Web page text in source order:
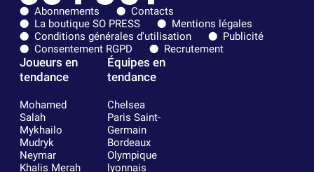
Abonnements
Contacts
La boutique SO PRESS
Mentions légales
Conditions générales d'utilisation
Publicité
Consentement RGPD
Recrutement
Joueurs en
tendance
Mohamed
Salah
Mykhailo
Mudryk
Neymar
Khalis Merah
Équipes en
tendance
Chelsea
Paris Saint-
Germain
Bordeaux
Olympique
lyonnais